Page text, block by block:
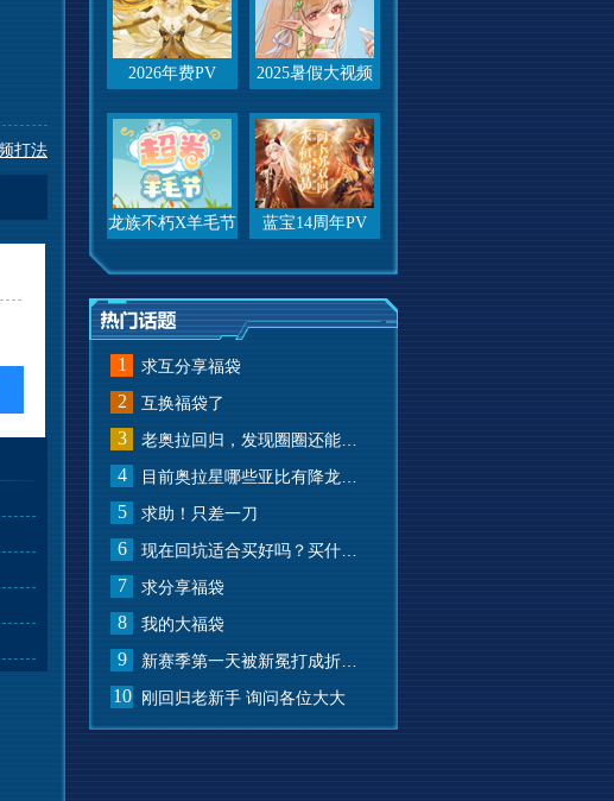
打法
2026年费PV 2025暑假大视频
龙族不朽X羊毛节 蓝宝14周年PV
1 求互分享福袋
2 互换福袋了
3
4
5 求助！只差一刀
6
7 求分享福袋
8 我的大福袋
9
10 刚回归老新手 询问各位大大